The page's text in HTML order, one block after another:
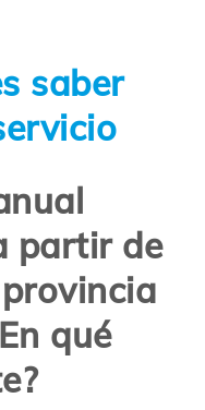
saber
partir de
qué